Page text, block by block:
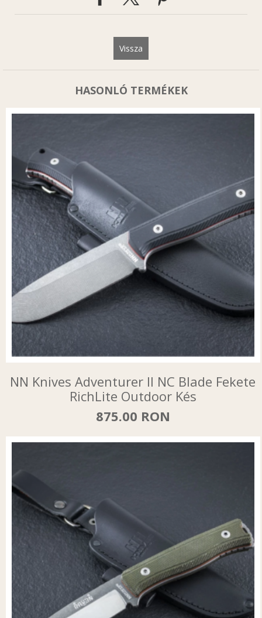
Vissza
HASONLÓ TERMÉKEK
NN Knives Adventurer II NC Blade Fekete
RichLite Outdoor Kés
875.00 RON